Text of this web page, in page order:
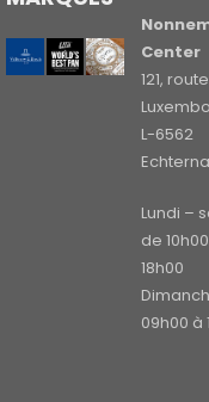
Center
121,
L-6562
Lundi –
de
18h00
09h00 à